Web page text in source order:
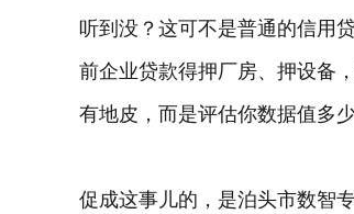
听到没？这可不是普通的信用
前企业贷款得押厂房、押设备
有地皮，而是评估你数据值多少
促成这事儿的，是泊头市数智